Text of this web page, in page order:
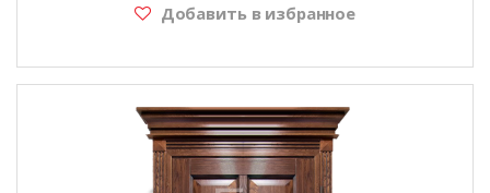
Добавить в избранное